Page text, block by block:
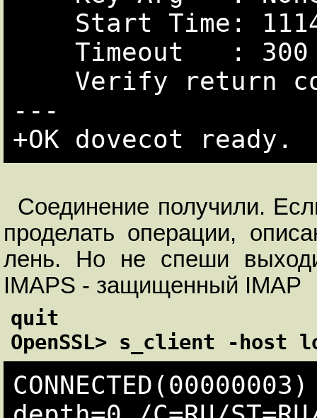
---
Соединение получили.
проделать операции,
лень. Но не спеши
IMAPS - защищенный IMAP
quit
OpenSSL> s_client -host
CONNECTED(00000003)